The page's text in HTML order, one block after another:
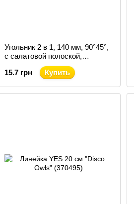
Угольник 2 в 1, 140 мм, 90°45°,
с салатовой полоской,
блистер, KIDS Line (ZB.5623-
15)
15.7 грн Купить